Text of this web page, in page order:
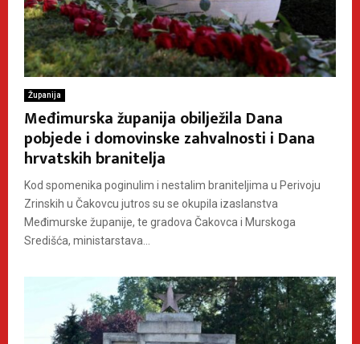
Županija
Međimurska županija obilježila Dana
pobjede i domovinske zahvalnosti i Dana
hrvatskih branitelja
Kod spomenika poginulim i nestalim braniteljima u Perivoju
Zrinskih u Čakovcu jutros su se okupila izaslanstva
Međimurske županije, te gradova Čakovca i Murskoga
Središća, ministarstava...